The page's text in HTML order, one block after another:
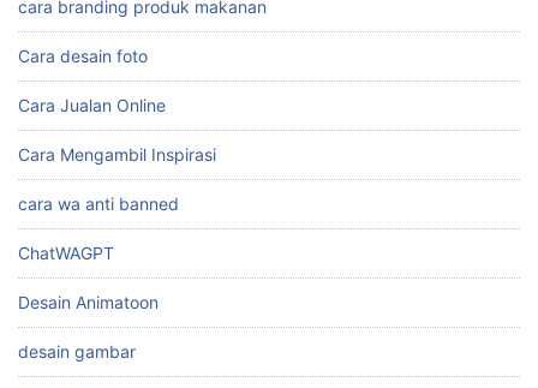
cara branding produk makanan
Cara desain foto
Cara Jualan Online
Cara Mengambil Inspirasi
cara wa anti banned
ChatWAGPT
Desain Animatoon
desain gambar